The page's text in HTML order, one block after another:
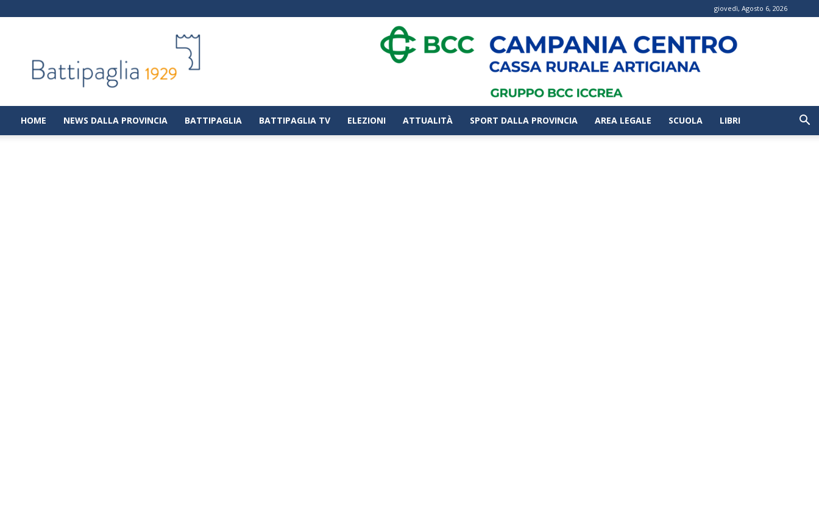
giovedì, Agosto 6, 2026
|
Notizie
dalla
città
di
HOME NEWS DALLA PROVINCIA BATTIPAGLIA BATTIPAGLIA TV ELEZIONI ATTUALITÀ SPORT DALLA PROVINCIA AREA LEGALE SCUOLA LIBRI